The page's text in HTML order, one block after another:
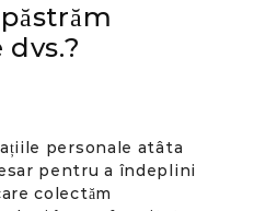
personale atâta
pentru a îndeplini
colectăm